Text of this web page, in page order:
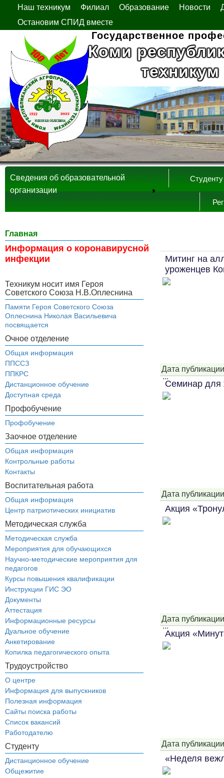
Наш техникум Филиал Образование Новости
Остановим СПИД вместе
Государственное
Коми
Студенту
Сведения об образовательной
организации
Главная
Информация о коронавирусной
инфекции
Техникум носит имя Героя
Советского Союза Н.В.Оплеснина
Памяти Героя Советского Союза
Оплеснина Николая Васильевича
посвящается
Очное отделение
Общая информация
ППССЗ
ППКРС
Дистанционное обучение
Доступная среда
Профобучение
Профобучение
Заочное отделение
Общая информация
Контрольные работы
Контакты
Воспитательная работа
Общая информация
Центр патриотических инициатив
Методическая служба
Методическая служба
Мероприятия для обучающихся
Научно-методические мероприятия для
педагогов
Курсы повышения квалификации
Инструкции ГИС ЭО
Документы
Аттестация
Информационные ресурсы
Дуальное обучение
Анкетирование
Копилка педагогического опыта
Трудоустройство
О центре
Информация для выпускников
Полезная информация
Сайты поиска работы
Список вакансий
Работодателю
Студенту
Дистанционное обучение
Общежитие
Митинг на
уроженцев
...
Дата
Семинар
Дата
Акция
...
Дата
Акция
Дата
«Неделя